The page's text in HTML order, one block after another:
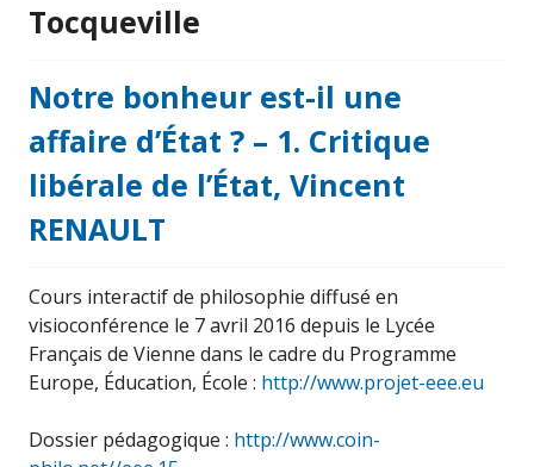
Tocqueville
Notre bonheur est-il une
affaire d’État ? – 1. Critique
libérale de l’État, Vincent
RENAULT
Cours interactif de philosophie diffusé en
visioconférence le 7 avril 2016 depuis le Lycée
Français de Vienne dans le cadre du Programme
Europe, Éducation, École : http://www.projet-eee.eu
Dossier pédagogique : http://www.coin-